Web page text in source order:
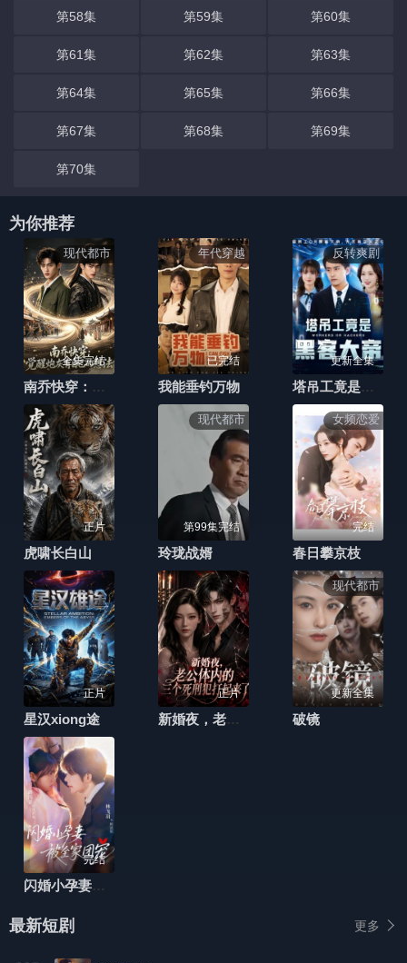
第58集 第59集 第60集
第61集 第62集 第63集
第64集 第65集 第66集
第67集 第68集 第69集
第70集
为你推荐
现代都市
全集完结
南乔快穿：觉醒炮灰有自己的想法
年代穿越
已完结
我能垂钓万物
反转爽剧
更新全集
塔吊工竟是黑客大帝
正片
虎啸长白山
现代都市
第99集完结
玲珑战婿
女频恋爱
完结
春日攀京枝
正片
星汉xiong途
正片
新婚夜，老公体内的三个死刑犯打起来了
现代都市
更新全集
破镜
完结
闪婚小孕妻被全家团宠
最新短剧 更多